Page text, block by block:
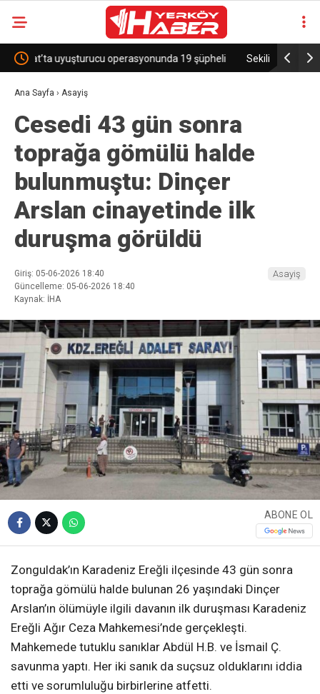
Sekili Köyü’ne Okul Müjdesi! 29
Ana Sayfa › Asayiş
Cesedi 43 gün sonra
toprağa gömülü halde
bulunmuştu: Dinçer
Arslan cinayetinde ilk
duruşma görüldü
Giriş: 05-06-2026 18:40
Güncelleme: 05-06-2026 18:40
Kaynak: İHA
Asayiş
ABONE OL
Zonguldak’ın Karadeniz Ereğli ilçesinde 43 gün sonra
toprağa gömülü halde bulunan 26 yaşındaki Dinçer
Arslan’ın ölümüyle ilgili davanın ilk duruşması Karadeniz
Ereğli Ağır Ceza Mahkemesi’nde gerçekleşti.
Mahkemede tutuklu sanıklar Abdül H.B. ve İsmail Ç.
savunma yaptı. Her iki sanık da suçsuz olduklarını iddia
etti ve sorumluluğu birbirlerine atfetti.